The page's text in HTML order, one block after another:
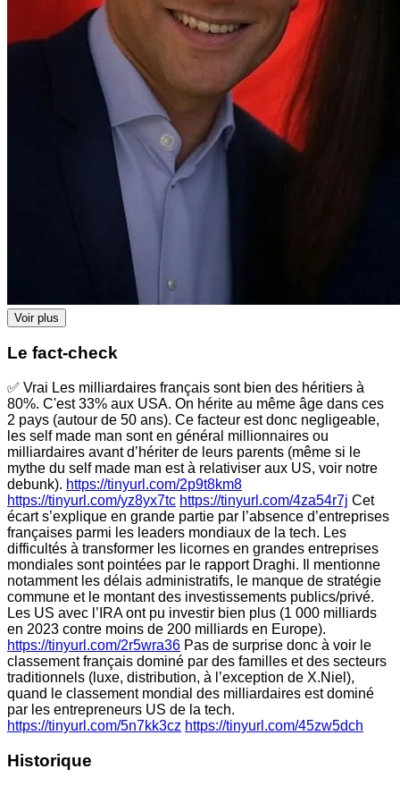
Voir plus
Le fact-check
✅ Vrai Les milliardaires français sont bien des héritiers à
80%. C'est 33% aux USA. On hérite au même âge dans ces
2 pays (autour de 50 ans). Ce facteur est donc negligeable,
les self made man sont en général millionnaires ou
milliardaires avant d’hériter de leurs parents (même si le
mythe du self made man est à relativiser aux US, voir notre
debunk). https://tinyurl.com/2p9t8km8
https://tinyurl.com/yz8yx7tc https://tinyurl.com/4za54r7j Cet
écart s’explique en grande partie par l’absence d’entreprises
françaises parmi les leaders mondiaux de la tech. Les
difficultés à transformer les licornes en grandes entreprises
mondiales sont pointées par le rapport Draghi. Il mentionne
notamment les délais administratifs, le manque de stratégie
commune et le montant des investissements publics/privé.
Les US avec l’IRA ont pu investir bien plus (1 000 milliards
en 2023 contre moins de 200 milliards en Europe).
https://tinyurl.com/2r5wra36 Pas de surprise donc à voir le
classement français dominé par des familles et des secteurs
traditionnels (luxe, distribution, à l’exception de X.Niel),
quand le classement mondial des milliardaires est dominé
par les entrepreneurs US de la tech.
https://tinyurl.com/5n7kk3cz https://tinyurl.com/45zw5dch
Historique